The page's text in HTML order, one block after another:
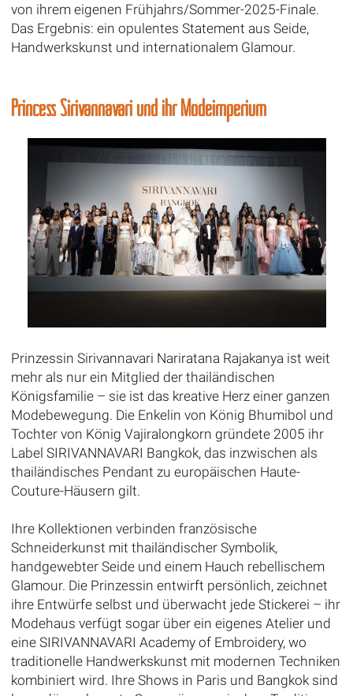
von ihrem eigenen Frühjahrs/Sommer-2025-Finale.
Das Ergebnis: ein opulentes Statement aus Seide,
Handwerkskunst und internationalem Glamour.
Princess Sirivannavari und ihr Modeimperium
Prinzessin Sirivannavari Nariratana Rajakanya ist weit
mehr als nur ein Mitglied der thailändischen
Königsfamilie – sie ist das kreative Herz einer ganzen
Modebewegung. Die Enkelin von König Bhumibol und
Tochter von König Vajiralongkorn gründete 2005 ihr
Label SIRIVANNAVARI Bangkok, das inzwischen als
thailändisches Pendant zu europäischen Haute-
Couture-Häusern gilt.
Ihre Kollektionen verbinden französische
Schneiderkunst mit thailändischer Symbolik,
handgewebter Seide und einem Hauch rebellischem
Glamour. Die Prinzessin entwirft persönlich, zeichnet
ihre Entwürfe selbst und überwacht jede Stickerei – ihr
Modehaus verfügt sogar über ein eigenes Atelier und
eine SIRIVANNAVARI Academy of Embroidery, wo
traditionelle Handwerkskunst mit modernen Techniken
kombiniert wird. Ihre Shows in Paris und Bangkok sind